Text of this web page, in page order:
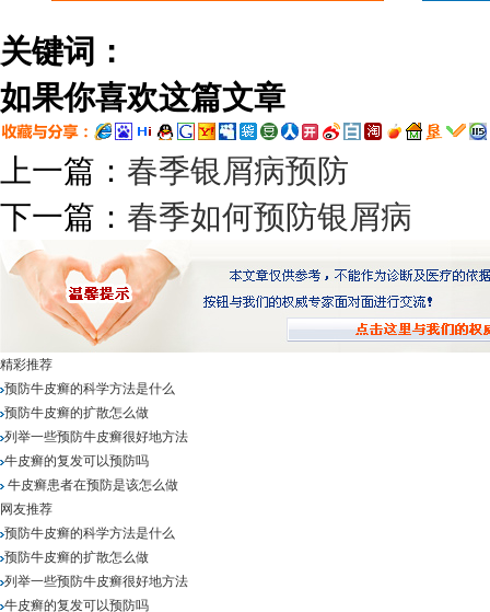
关键词：
如果你喜欢这篇文章
上一篇： 春季银屑病预防
下一篇： 春季如何预防银屑病
精彩推荐
预防牛皮癣的科学方法是什么
预防牛皮癣的扩散怎么做
列举一些预防牛皮癣很好地方法
牛皮癣的复发可以预防吗
牛皮癣患者在预防是该怎么做
网友推荐
预防牛皮癣的科学方法是什么
预防牛皮癣的扩散怎么做
列举一些预防牛皮癣很好地方法
牛皮癣的复发可以预防吗